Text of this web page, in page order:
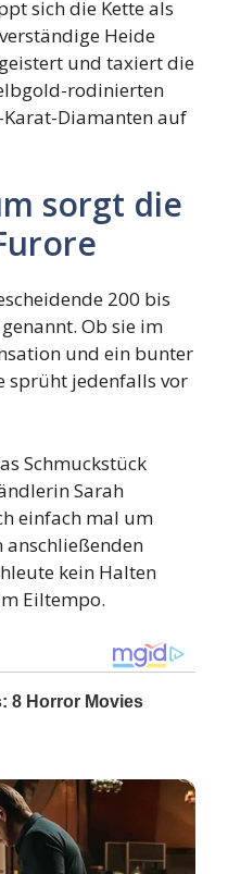
sich die Kette als
Heide
und taxiert die
rodinierten
Diamanten auf
sorgt die
200 bis
Ob sie im
und ein bunter
sprüht jedenfalls vor
Schmuckstück
Sarah
einfach mal um
anschließenden
kein Halten
Eiltempo.